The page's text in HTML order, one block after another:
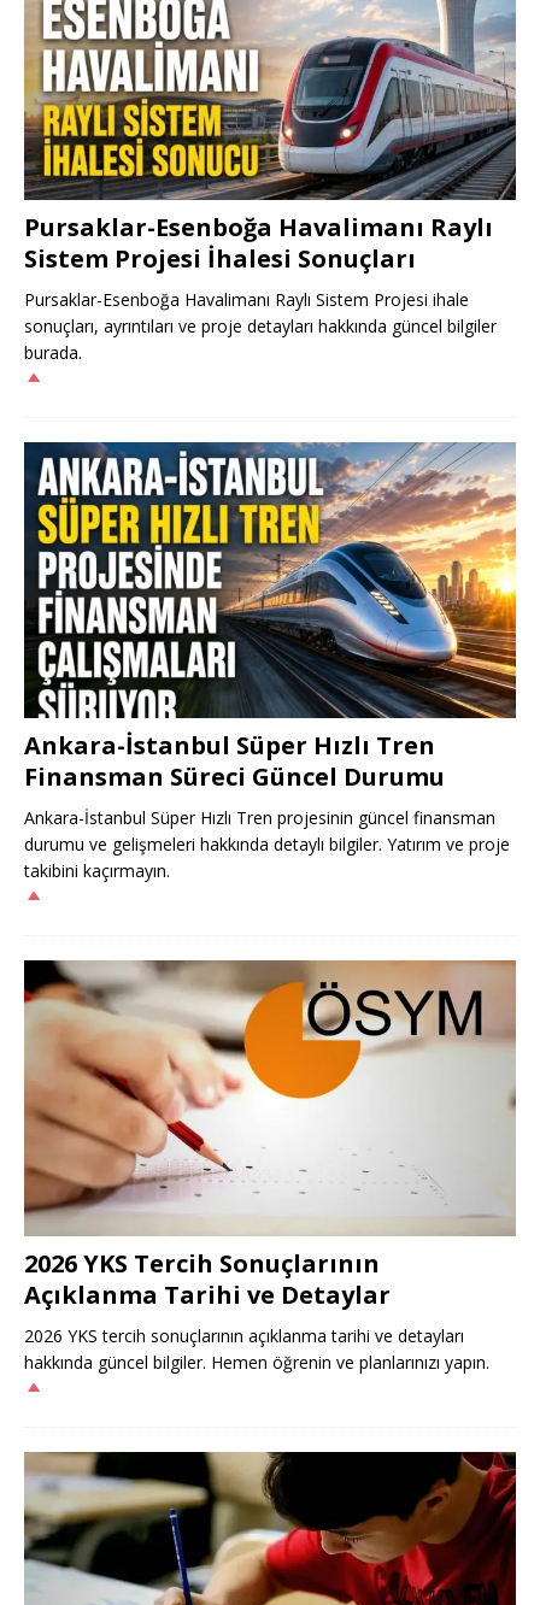
Pursaklar-Esenboğa Havalimanı Raylı
Sistem Projesi İhalesi Sonuçları
Pursaklar-Esenboğa Havalimanı Raylı Sistem Projesi ihale
sonuçları, ayrıntıları ve proje detayları hakkında güncel bilgiler
burada.
Ankara-İstanbul Süper Hızlı Tren
Finansman Süreci Güncel Durumu
Ankara-İstanbul Süper Hızlı Tren projesinin güncel finansman
durumu ve gelişmeleri hakkında detaylı bilgiler. Yatırım ve proje
takibini kaçırmayın.
2026 YKS Tercih Sonuçlarının
Açıklanma Tarihi ve Detaylar
2026 YKS tercih sonuçlarının açıklanma tarihi ve detayları
hakkında güncel bilgiler. Hemen öğrenin ve planlarınızı yapın.